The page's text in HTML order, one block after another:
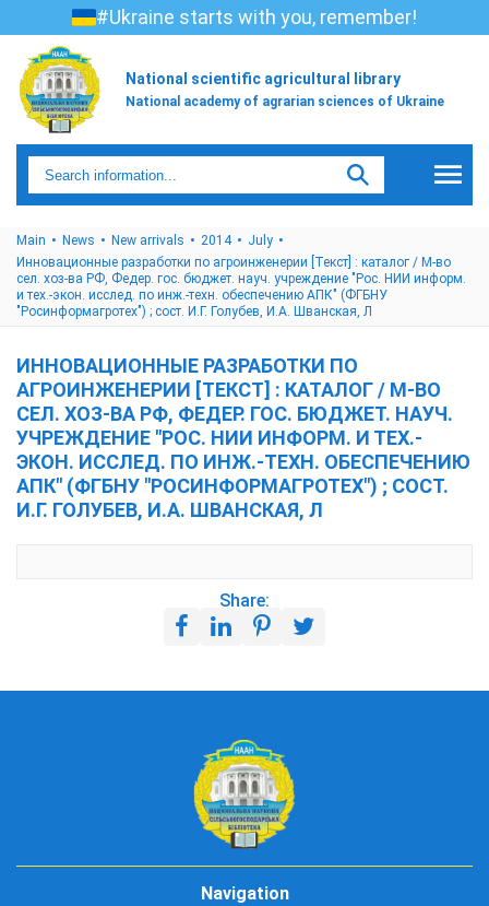
#Ukraine starts with you, remember!
National scientific agricultural library
National academy of agrarian sciences of Ukraine
Main News New arrivals 2014
July
Инновационные разработки по агроинженерии [Текст] : каталог / М-во
сел. хоз-ва РФ, Федер. гос. бюджет. науч. учреждение "Рос. НИИ информ.
и тех.-экон. исслед. по инж.-техн. обеспечению АПК" (ФГБНУ
"Росинформагротех") ; сост. И.Г. Голубев, И.А. Шванская, Л
ИННОВАЦИОННЫЕ РАЗРАБОТКИ ПО
АГРОИНЖЕНЕРИИ [ТЕКСТ] : КАТАЛОГ / М-ВО
СЕЛ. ХОЗ-ВА РФ, ФЕДЕР. ГОС. БЮДЖЕТ. НАУЧ.
УЧРЕЖДЕНИЕ "РОС. НИИ ИНФОРМ. И ТЕХ.-
ЭКОН. ИССЛЕД. ПО ИНЖ.-ТЕХН. ОБЕСПЕЧЕНИЮ
АПК" (ФГБНУ "РОСИНФОРМАГРОТЕХ") ; СОСТ.
И.Г. ГОЛУБЕВ, И.А. ШВАНСКАЯ, Л
Share:
Navigation